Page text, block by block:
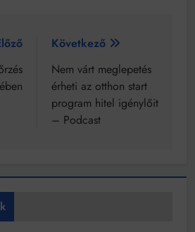
Következő
Nem várt meglepetés
érheti az otthon start
program hitel igénylőit
– Podcast